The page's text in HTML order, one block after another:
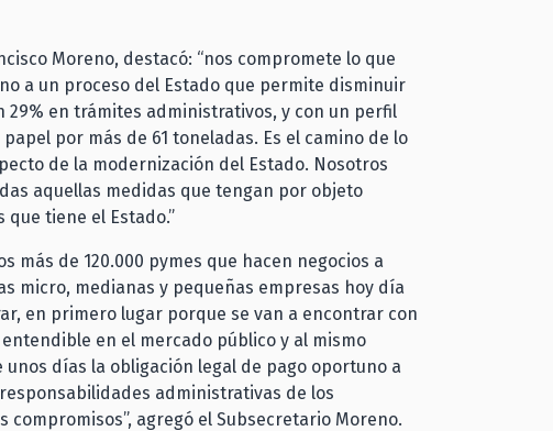
Moreno, destacó: “nos compromete lo que
a un proceso del Estado que permite disminuir
29% en trámites administrativos, y con un perfil
por más de 61 toneladas. Es el camino de lo
de la modernización del Estado. Nosotros
aquellas medidas que tengan por objeto
tiene el Estado.”
más de 120.000 pymes que hacen negocios a
micro, medianas y pequeñas empresas hoy día
en primero lugar porque se van a encontrar con
en el mercado público y al mismo
días la obligación legal de pago oportuno a
administrativas de los
agregó el Subsecretario Moreno.